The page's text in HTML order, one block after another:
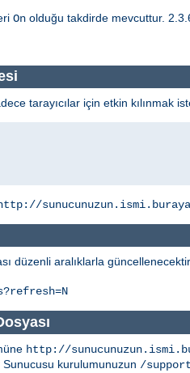
On olduğu takdirde mevcuttur.
tarayıcılar için etkin kılınmak
düzenli aralıklarla
http://
Sunucusu kurulumunuzun /support